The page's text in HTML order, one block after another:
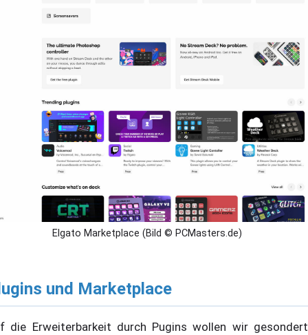
Elgato Marketplace (Bild © PCMasters.de)
und Marketplace
die Erweiterbarkeit durch Pugins wollen wir gesondert